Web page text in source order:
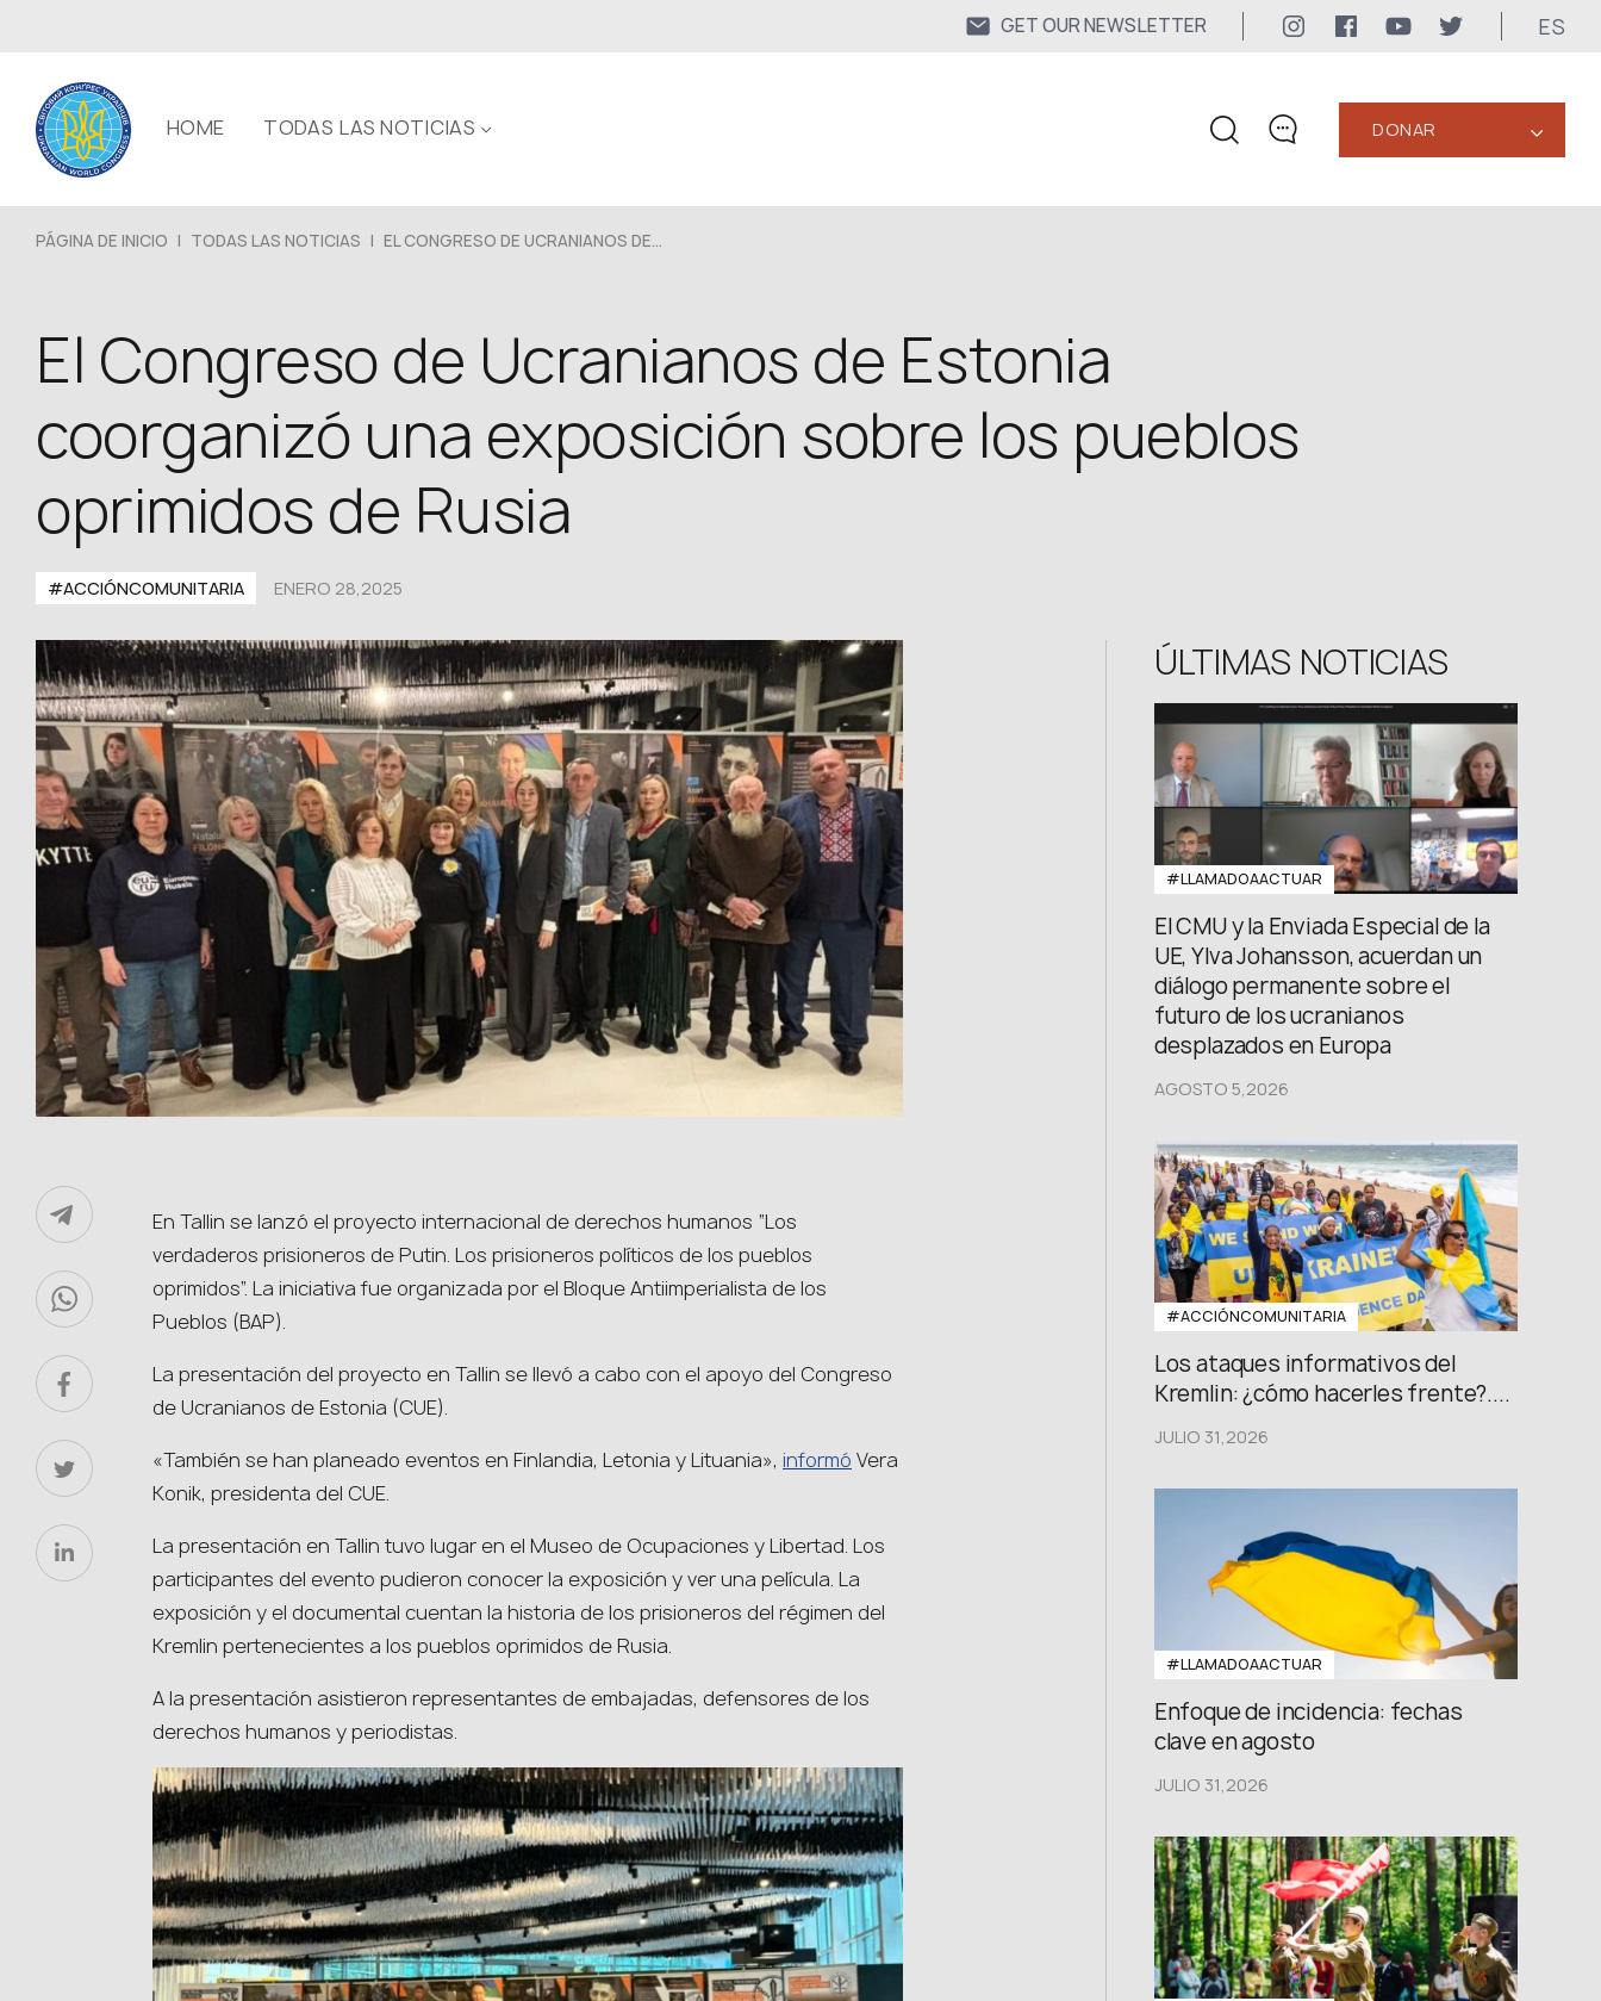
GET OUR NEWSLETTER ES
HOME TODAS LAS NOTICIAS
Para los Medios de Comunicación
DONAR ‹
PÁGINA DE INICIO | TODAS LAS NOTICIAS | EL CONGRESO DE UCRANIANOS DE...
El Congreso de Ucranianos de Estonia
coorganizó una exposición sobre los pueblos
oprimidos de Rusia
#ACCIÓNCOMUNITARIA ENERO 28,2025
En Tallin se lanzó el proyecto internacional de derechos humanos “Los
verdaderos prisioneros de Putin. Los prisioneros políticos de los pueblos
oprimidos”. La iniciativa fue organizada por el Bloque Antiimperialista de los
Pueblos (BAP).
La presentación del proyecto en Tallin se llevó a cabo con el apoyo del Congreso
de Ucranianos de Estonia (CUE).
«También se han planeado eventos en Finlandia, Letonia y Lituania», informó Vera
Konik, presidenta del CUE.
La presentación en Tallin tuvo lugar en el Museo de Ocupaciones y Libertad. Los
participantes del evento pudieron conocer la exposición y ver una película. La
exposición y el documental cuentan la historia de los prisioneros del régimen del
Kremlin pertenecientes a los pueblos oprimidos de Rusia.
A la presentación asistieron representantes de embajadas, defensores de los
derechos humanos y periodistas.
ÚLTIMAS NOTICIAS
#LLAMADOAACTUAR
El CMU y la Enviada Especial de la
UE, Ylva Johansson, acuerdan un
diálogo permanente sobre el
futuro de los ucranianos
desplazados en Europa
AGOSTO 5,2026
#ACCIÓNCOMUNITARIA
Los ataques informativos del
Kremlin: ¿cómo hacerles frente?....
JULIO 31,2026
#LLAMADOAACTUAR
Enfoque de incidencia: fechas
clave en agosto
JULIO 31,2026